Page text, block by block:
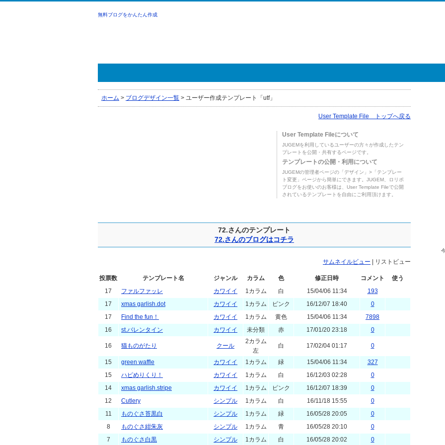
無料ブログをかんたん作成
ホーム > ブログデザイン一覧 > ユーザー作成テンプレート「utf」
User Template File トップへ戻る
User Template Fileについて
JUGEMを利用しているユーザーの方々が作成したテン
プレートを公開・共有するページです。
テンプレートの公開・利用について
されているテンプレートを自由にご利用頂けます。
サムネイルビュー| リストビュー
投票数 テンプレート名 ジャンル カラム 色 修正日時 コメント
17
ファルファッレ カワイイ 1カラム 白 15/04/06 11:34
193
17
xmas garlish.dot カワイイ 1カラム ピンク 16/12/07 18:40
0
17
Find the fun！ カワイイ 1カラム 黄色 15/04/06 11:34
7898
16
st.バレンタイン カワイイ 未分類 赤 17/01/20 23:18 0
16 猫ものがたり クール
2カラム
左
白 17/02/04 01:17 0
15 green waffle カワイイ 1カラム 緑 15/04/06 11:34
327
15
ハピめりくり！ カワイイ 1カラム 白 16/12/03 02:28
0
14
xmas garlish.stripe カワイイ 1カラム ピンク 16/12/07 18:39
0
12
Cutlery シンプル 1カラム 白 16/11/18 15:55
0
11
ものぐさ苔黒白 シンプル 1カラム 緑 16/05/28 20:05 0